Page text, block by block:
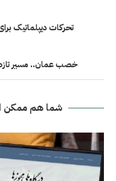
تحرکات دیپلماتیک
خصب عمان.. مسیر تازه
شما هم ممکن